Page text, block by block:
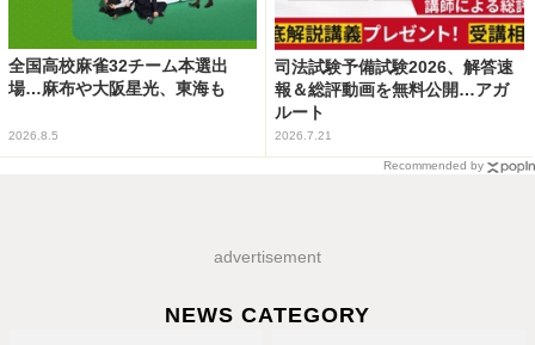
全国高校麻雀32チーム本選出
場…麻布や大阪星光、東海も
2026.8.5
司法試験予備試験2026、解答速
報＆総評動画を無料公開…アガ
ルート
2026.7.21
Recommended by
advertisement
NEWS CATEGORY